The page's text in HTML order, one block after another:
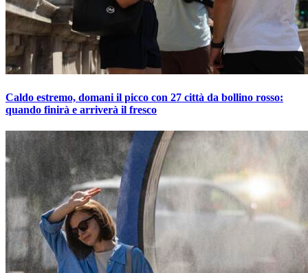
Caldo estremo, domani il picco con 27 città da bollino rosso:
quando finirà e arriverà il fresco